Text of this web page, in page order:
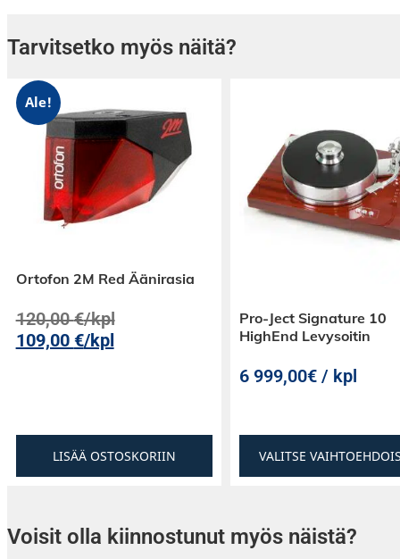
Kanava tasapaino 1 kHz - 1 dB
Kanavan erotus 15 kHz: n - 15 dB: n välillä
Taajuusalue -3dB - 20-20.000 Hz
Seurantakyky 315 Hz: ssä suositellulla
μm
Vaatimus, dynaaminen sivuttainen - 14 μm /
Stylus-tyyppi - pallomainen R 18 μm
Suositellaan yksinomaan Concorde MkII DJ: lle
Tarvitsetko myös näitä?
Ale!
Ortofon 2M Red Äänirasia
120,00€/kpl
109,00 €/kpl
LISÄÄ OSTOSKORIIN
Pro-Ject Signature 10
HighEnd Levysoitin
6 999,00€ / kpl
VALITSE
Voisit olla kiinnostunut myös näistä?